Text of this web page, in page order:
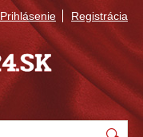
Prihlásenie Registrácia